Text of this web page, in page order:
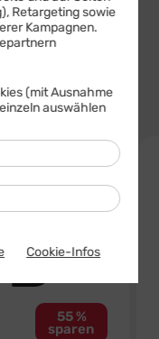
mit
DSL
16,99 €
mtl.
20,99 €
mtl.
55 %
sparen
Retargeting sowie
Kampagnen.
(mit Ausnahme
auswählen
Cookie-Infos